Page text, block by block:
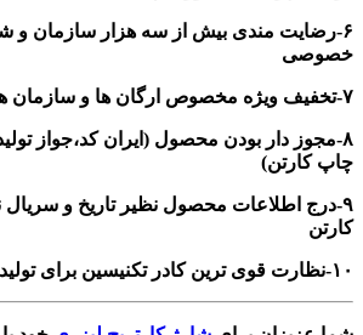
۶-رضایت مندی بیش از سه هزار سازمان و
خصوصی
۷-تخفیف ویژه مخصوص ارگان ها و سازمان های دولتی و خصوصی
۸-مجوز دار بودن محصول (ایران کد،جواز
چاپ کارتن)
۹-درج اطلاعات محصول نظیر تاریخ و سریال
کارتن
۱۰-نظارت قوی ترین کادر تکنیسین برای تولید این کارتریج لیزری